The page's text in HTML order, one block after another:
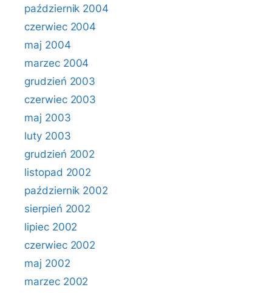
październik 2004
czerwiec 2004
maj 2004
marzec 2004
grudzień 2003
czerwiec 2003
maj 2003
luty 2003
grudzień 2002
listopad 2002
październik 2002
sierpień 2002
lipiec 2002
czerwiec 2002
maj 2002
marzec 2002